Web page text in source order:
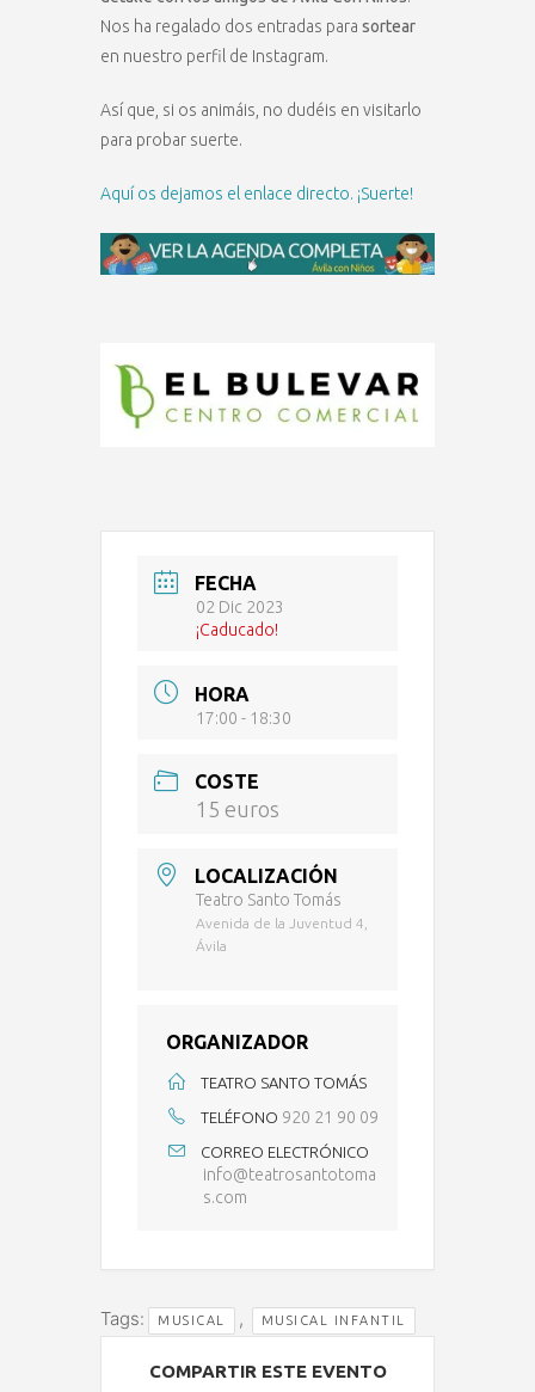
Nos ha regalado dos entradas para sortear
en nuestro perfil de Instagram.
Así que, si os animáis, no dudéis en visitarlo
para probar suerte.
Aquí os dejamos el enlace directo. ¡Suerte!
FECHA
02 Dic 2023
¡Caducado!
HORA
17:00 - 18:30
COSTE
15 euros
LOCALIZACIÓN
Teatro Santo Tomás
Avenida de la Juventud 4,
Ávila
ORGANIZADOR
TEATRO SANTO TOMÁS
TELÉFONO 920 21 90 09
CORREO ELECTRÓNICO
info@teatrosantotoma
s.com
Tags: MUSICAL , MUSICAL INFANTIL
COMPARTIR ESTE EVENTO